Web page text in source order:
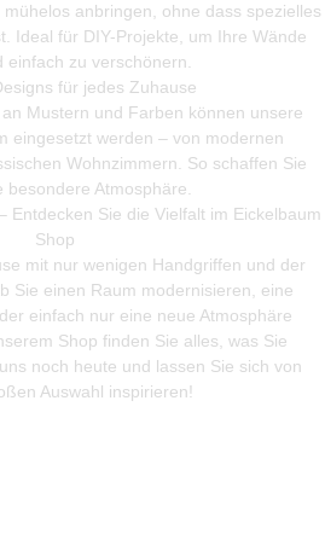
anbringen, ohne dass spezielles
Ideal für DIY-Projekte, um Ihre Wände
einfach zu verschönern.
für jedes Zuhause
Mustern und Farben können unsere
eingesetzt werden – von modernen
Wohnzimmern. So schaffen Sie
besondere Atmosphäre.
Entdecken Sie die Vielfalt im Eickelbaum
Shop
mit nur wenigen Handgriffen und der
Sie einen Raum modernisieren, eine
einfach nur eine neue Atmosphäre
Shop finden Sie alles, was Sie
noch heute und lassen Sie sich von
Auswahl inspirieren!